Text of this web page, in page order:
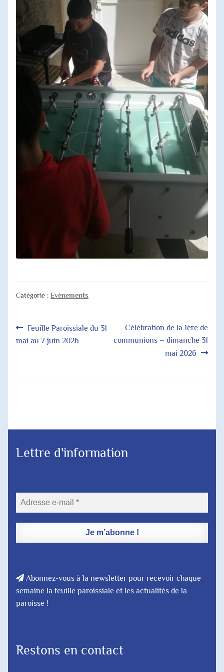
Catégorie : Evènements
Navigation
Article
précédent :
Feuille Paroissiale du 31
mai au 7 juin 2026
Article
suivant :
Célébration de la 1ère de
communions – dimanche 31
mai 2026
Lettre d'information
Abonnez-vous à la newsletter pour recevoir chaque
semaine la feuille paroissiale et les actualités de la
paroisse !
Restons en contact